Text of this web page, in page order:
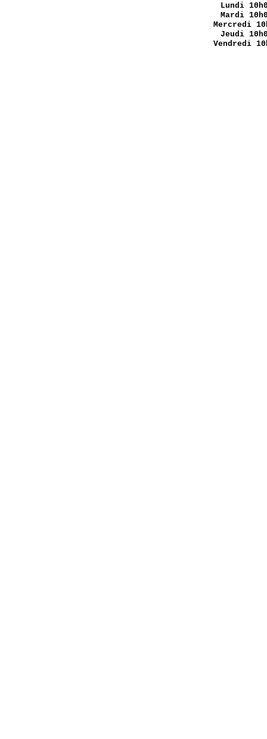
Lundi
Mardi
Mercredi
Jeudi
Vendredi